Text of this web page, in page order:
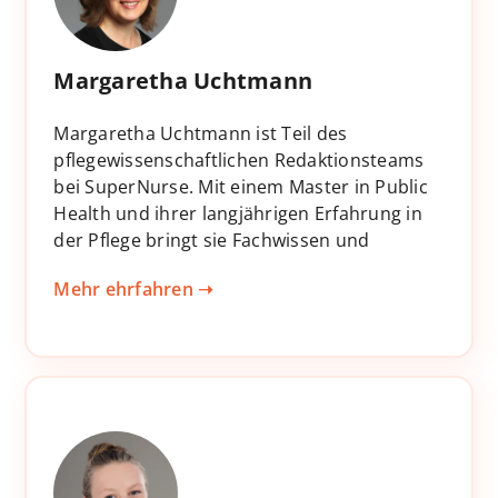
Margaretha Uchtmann
Margaretha Uchtmann ist Teil des
pflegewissenschaftlichen Redaktionsteams
bei SuperNurse. Mit einem Master in Public
Health und ihrer langjährigen Erfahrung in
der Pflege bringt sie Fachwissen und
hochwertiger Inhalte für unsere Lernwelt
Mehr ehrfahren ➝